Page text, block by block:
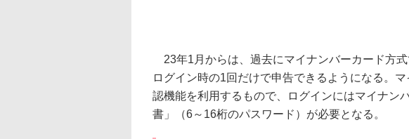
23年1月からは、過去にマイナンバーカード方式
ログイン時の1回だけで申告できるようになる。
認機能を利用するもので、ログインにはマイナン
書」（6～16桁のパスワード）が必要となる。